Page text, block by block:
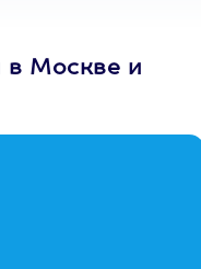
в Москве и